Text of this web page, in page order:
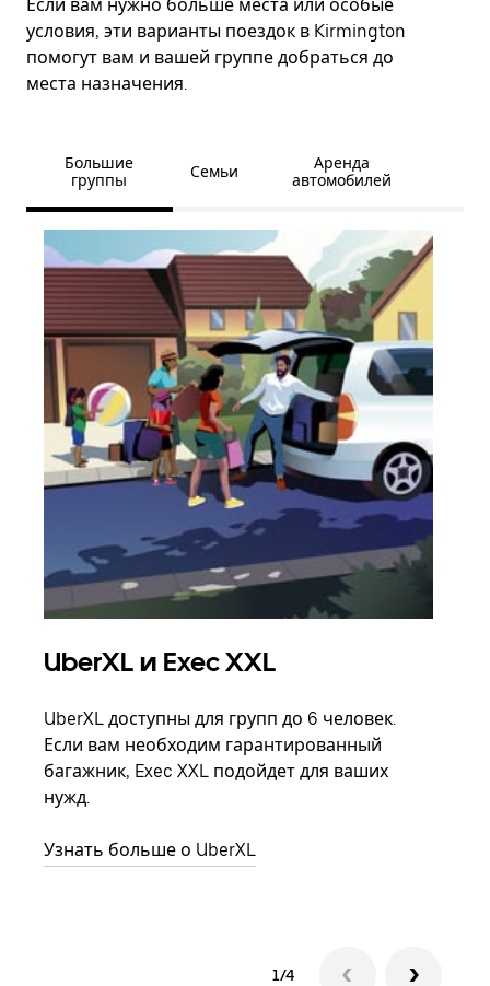
Если вам нужно больше места или особые
условия, эти варианты поездок в Kirmington
помогут вам и вашей группе добраться до
места назначения.
Большие
группы
Семьи
Аренда
автомобилей
UberXL и Exec XXL
UberXL доступны для групп до 6 человек.
Если вам необходим гарантированный
багажник, Exec XXL подойдет для ваших
нужд.
Узнать больше о UberXL
1/4